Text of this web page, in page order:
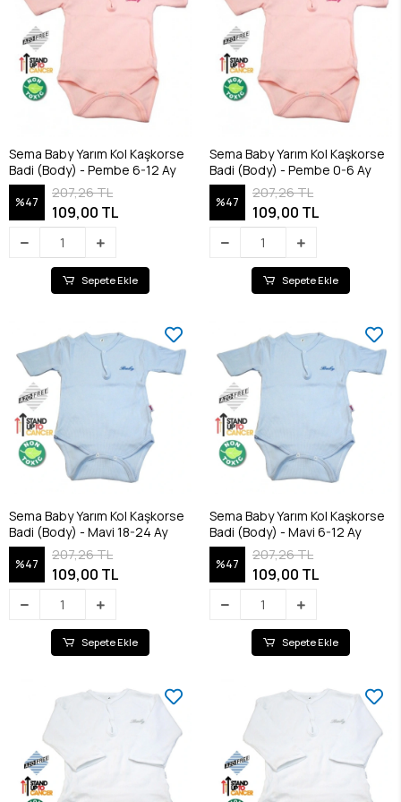
Sema Baby Yarım Kol Kaşkorse
Badi (Body) - Pembe 6-12 Ay
%47
207,26 TL
109,00 TL
Sepete Ekle
Sema Baby Yarım Kol Kaşkorse
Badi (Body) - Pembe 0-6 Ay
%47
207,26 TL
109,00 TL
Sepete Ekle
Sema Baby Yarım Kol Kaşkorse
Badi (Body) - Mavi 18-24 Ay
%47
207,26 TL
109,00 TL
Sepete Ekle
Sema Baby Yarım Kol Kaşkorse
Badi (Body) - Mavi 6-12 Ay
%47
207,26 TL
109,00 TL
Sepete Ekle